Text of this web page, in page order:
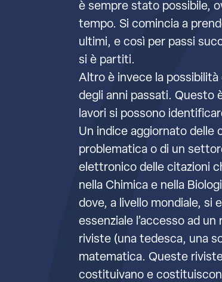
è sempre stato possibile,
tempo. Si comincia a
ultimi, e così per passi
si è partiti.
Altro è invece la
degli anni passati. Questo
lavori si possono
Un indice aggiornato delle
problematica o di un
elettronico delle citazioni
nella Chimica e nella
dove, a livello mondiale, si
essenziale l’accesso ad
riviste (una tedesca, una
matematica. Queste
costituivano e